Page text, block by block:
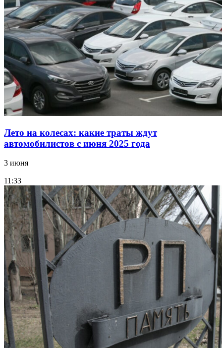
Лето на колесах: какие траты ждут
автомобилистов с июня 2025 года
3 июня
11:33